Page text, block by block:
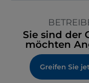
Sie sind der
möchten